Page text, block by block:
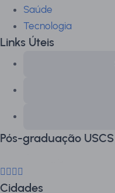
Saúde
Tecnologia
Links Úteis
Pós-graduação USCS
Cidades